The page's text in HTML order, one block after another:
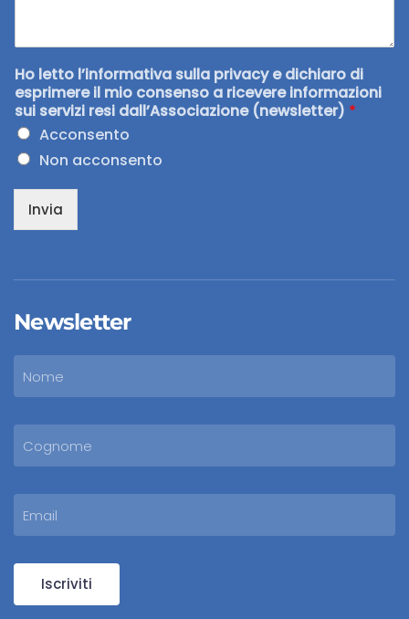
Ho letto l’informativa sulla privacy e dichiaro di
esprimere il mio consenso a ricevere informazioni
sui servizi resi dall’Associazione (newsletter) *
Acconsento
Non acconsento
Invia
Newsletter
Iscriviti